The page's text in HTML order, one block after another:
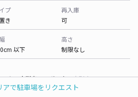
アで駐車場をリクエスト
プ
き
再入庫
可
以下
高さ
制限なし
カー中型車ワンボックス大型車・SUV